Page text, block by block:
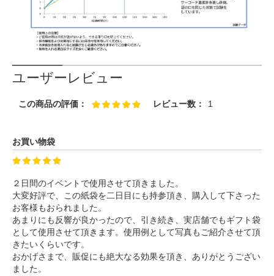
ユーザーレビュー
この商品の評価： レビュー数： 1
お買い物袋
２日間のイベントで使用させて頂きました。
大変好評で、この紙袋を二日目にも持参頂き、購入して下さった
お客様もおられました。
あまりにも反響が良かったので、引き続き、実店舗でもギフト袋
として使用させて頂きます。使用例として写真もご紹介させて頂
きたいくらいです。
おかげさまで、販促にも絶大なる効果を頂き、ありがとうござい
ました。